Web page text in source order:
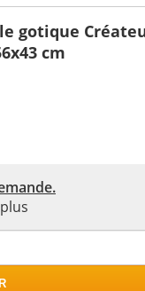
gotique
cm